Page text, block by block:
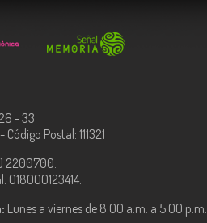
- 33
Postal: 111321
2200700.
018000123414.
Lunes a viernes de 8:00 a.m. a 5:00 p.m.